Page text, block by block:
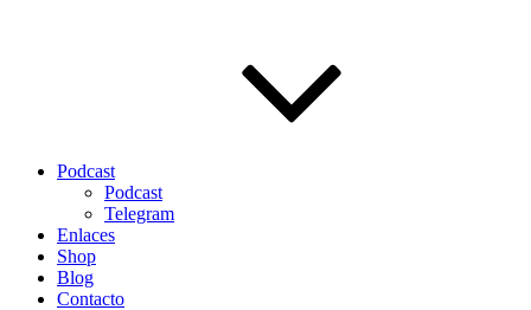
Podcast
Podcast
Telegram
Enlaces
Shop
Blog
Contacto